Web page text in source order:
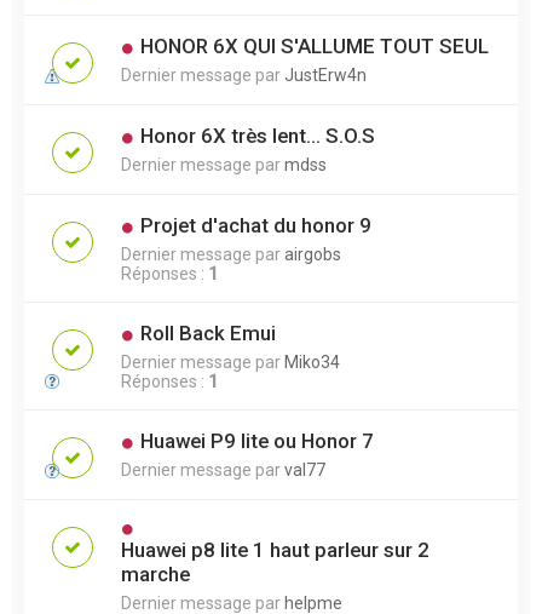
HONOR 6X QUI S'ALLUME TOUT SEUL
Dernier message par JustErw4n
Honor 6X très lent... S.O.S
Dernier message parmdss
Projet d'achat du honor 9
Dernier message parairgobs
Réponses : 1
Roll Back Emui
Dernier message parMiko34
Réponses : 1
Huawei P9 lite ou Honor 7
Dernier message parval77
Huawei p8 lite 1 haut parleur sur 2
marche
Dernier message parhelpme